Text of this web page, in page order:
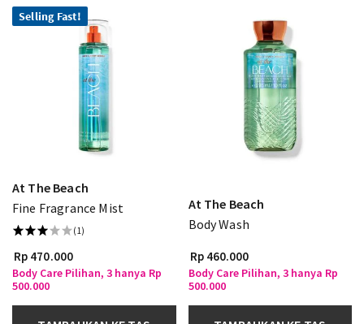
Selling Fast!
At The Beach
Fine Fragrance Mist
(1)
Rp 470.000
Body Care Pilihan, 3 hanya Rp
500.000
At The Beach
Body Wash
Rp 460.000
Body Care Pilihan, 3 hanya Rp
500.000